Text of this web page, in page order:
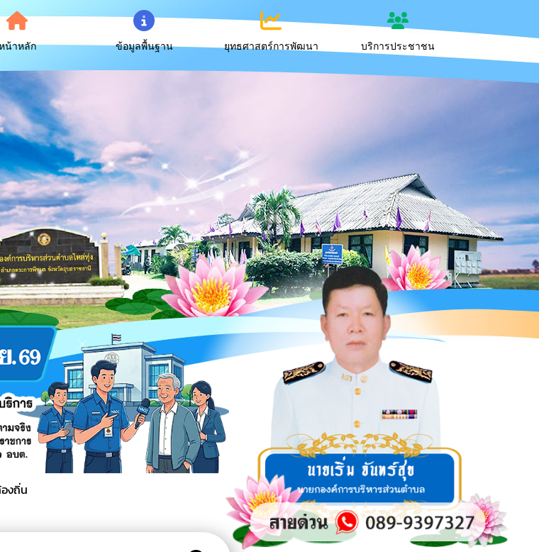
น้าหลัก ข้อมูลพื้นฐาน ยุทธศาสตร์การพัฒนา บริการประชาชน
กฎหมาย คนพิการและผู้ดูแลคนพิการ
ละผู้ดูแลคนพิการหลักสูตรการสานตะกร้า
งถิ่น